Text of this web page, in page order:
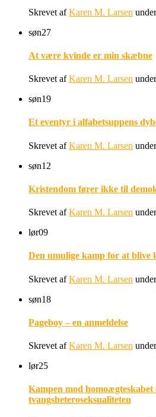
Skrevet afKaren M. Larsen
søn27
At være kvinde er min skæbne
Skrevet afKaren M. Larsen
søn19
Et eventyr i alfabetsuppens
Skrevet afKaren M. Larsen
søn12
Kristendom fører ikke til
Skrevet afKaren M. Larsen
lør09
Den umulige kamp for at blive
Skrevet afKaren M. Larsen
søn18
Pageboy – en anmeldelse
Skrevet afKaren M. Larsen
lør25
Kampen mod
tvangsheteroseksualiteten